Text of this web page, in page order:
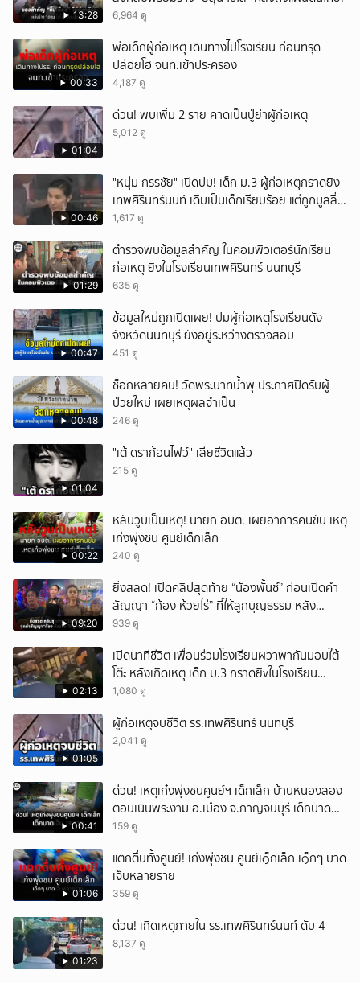
13:28 6,964 ดู
00:33
พ่อเด็กผู้ก่อเหตุ เดินทางไปโรงเรียน ก่อนทรุด
ปล่อยโฮ จนท.เข้าประครอง
4,187 ดู
01:04
ด่วน! พบเพิ่ม 2 ราย คาดเป็นปู่ย่าผู้ก่อเหตุ
5,012 ดู
00:46
"หนุ่ม กรรชัย" เปิดปม! เด็ก ม.3 ผู้ก่อเหตุกราดยิง
เทพศิรินทร์นนท์ เดิมเป็นเด็กเรียบร้อย แต่ถูกบูลลี่
หนัก คาดแรงกดดันสะสมกลายเป็นแรงแค้น จนก่อ
1,617 ดู
01:29
ตำรวจพบข้อมูลสำคัญ ในคอมพิวเตอร์นักเรียน
ก่อเหตุ ยิงในโรงเรียนเทพศิรินทร์ นนทบุรี
635 ดู
00:47
ข้อมูลใหม่ถูกเปิดเผย! ปมผู้ก่อเหตุโรงเรียนดัง
จังหวัดนนทบุรี ยังอยู่ระหว่างตรวจสอบ
451 ดู
00:48
ช็อกหลายคน! วัดพระบาทน้ำพุ ประกาศปิดรับผู้
ป่วยใหม่ เผยเหตุผลจำเป็น
246 ดู
01:04
"เต้ ดราก้อนไฟว์" เสียชีวิตแล้ว
215 ดู
00:22
หลับวูบเป็นเหตุ! นายก อบต. เผยอาการคนขับ เหตุ
เก๋งพุ่งชน ศูนย์เด็กเล็ก
240 ดู
09:20
ยิ่งสลด! เปิดคลิปสุดท้าย “น้องพั้นช์” ก่อนเปิดคำ
สัญญา “ก้อง ห้วยไร่” ที่ให้ลูกบุญธรรม หลัง
ลาโลก!
939 ดู
02:13
เปิดนาทีชีวิต เพื่อนร่วมโรงเรียนผวาพากันมอบใต้
โต๊ะ หลังเกิดเหตุ เด็ก ม.3 กราดยิvในโรงเรียน
เทพศิรินทร์นนท์ แบบไม่เลือกหน้า เสียงปืนดังสนั่น
1,080 ดู
01:05
ผู้ก่อเหตุจบชีวิต รร.เทพศิรินทร์ นนทบุรี
2,041 ดู
00:41
ด่วน! เหตุเก๋งพุ่งชนศูนย์ฯ เด็กเล็ก บ้านหนองสอง
ตอนเนินพระงาม อ.เมือง จ.กาญจนบุรี เด็กบาด
เจ็บ 13 ราย
159 ดู
01:06
แตกตื่นทั้งศูนย์! เก๋งพุ่งชน ศูนย์เ๑็กเล็ก เ๑็กๆ บาด
เจ็บหลายราย
359 ดู
01:23
ด่วน! เกิดเหตุภายใน รร.เทพศิรินทร์นนท์ ดับ 4
8,137 ดู